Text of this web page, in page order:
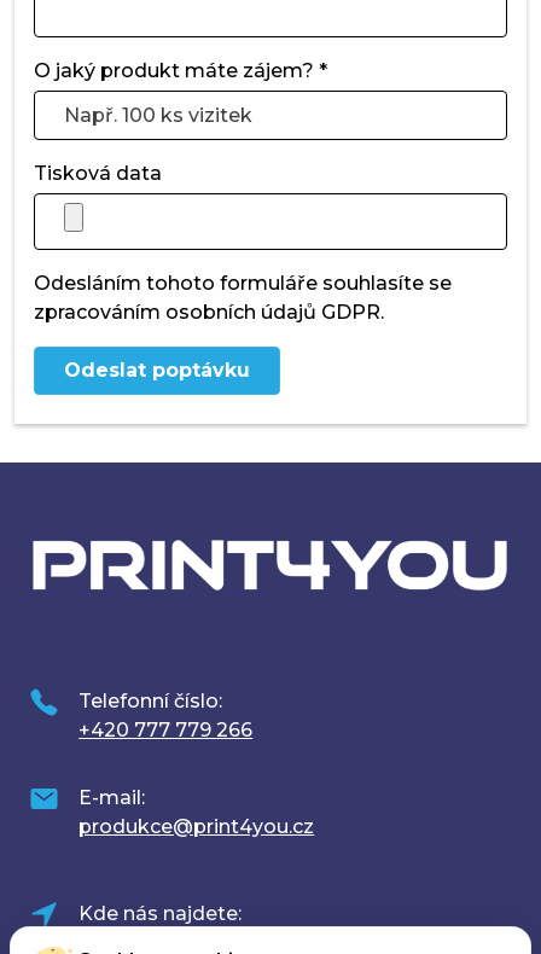
O jaký produkt máte zájem? *
Tisková data
Odesláním tohoto formuláře souhlasíte se
zpracováním osobních údajů GDPR.
Odeslat poptávku
Telefonní číslo:
+420 777 779 266
E-mail:
produkce@print4you.cz
Kde nás najdete: